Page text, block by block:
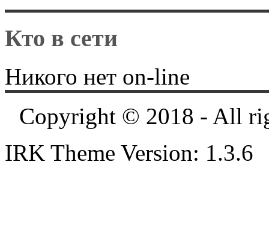
Кто в сети
Никого нет on-line
Copyright © 2018 - All
IRK Theme Version: 1.3.6